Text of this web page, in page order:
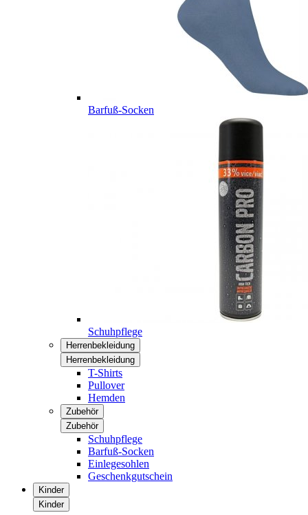
Barfuß-Socken
Schuhpflege
Herrenbekleidung
Herrenbekleidung
T-Shirts
Pullover
Hemden
Zubehör
Zubehör
Schuhpflege
Barfuß-Socken
Einlegesohlen
Geschenkgutschein
Kinder
Kinder